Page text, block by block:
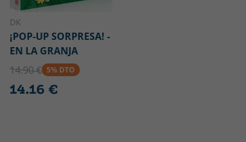
DK
¡POP-UP SORPRESA! -
EN LA GRANJA
14.90 € 5% DTO
14.16 €